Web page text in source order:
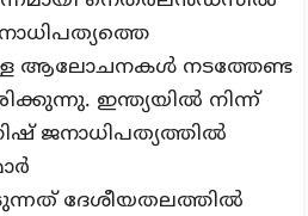
ആലോചനകൾ നടത്തേണ്ട
ഇന്ത്യയിൽ നിന്ന്
ജനാധിപത്യത്തിൽ
ദേശീയതലത്തിൽ